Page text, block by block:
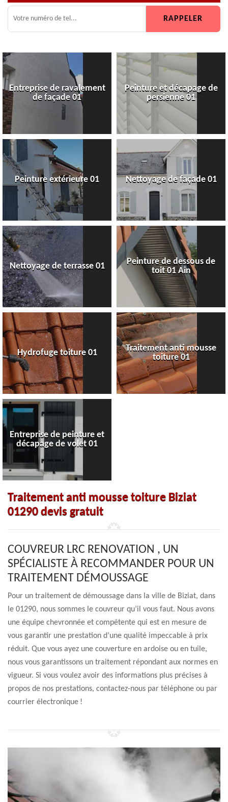
Entreprise de ravalement
de façade 01
Peinture et décapage de
persienne 01
Peinture extérieure 01 Nettoyage de façade 01
Nettoyage de terrasse 01
Peinture de dessous de
toit 01 Ain
Hydrofuge toiture 01
Traitement anti mousse
toiture 01
Entreprise de peinture et
décapage de volet 01
Traitement anti mousse toiture Biziat
01290 devis gratuit
COUVREUR LRC RENOVATION , UN
SPÉCIALISTE À RECOMMANDER POUR UN
TRAITEMENT DÉMOUSSAGE
Pour un traitement de démoussage dans la ville de Biziat, dans
le 01290, nous sommes le couvreur qu’il vous faut. Nous avons
une équipe chevronnée et compétente qui est en mesure de
vous garantir une prestation d’une qualité impeccable à prix
réduit. Que vous ayez une couverture en ardoise ou en tuile,
nous vous garantissons un traitement répondant aux normes en
vigueur. Si vous voulez avoir des informations plus précises à
propos de nos prestations, contactez-nous par téléphone ou par
courrier électronique !